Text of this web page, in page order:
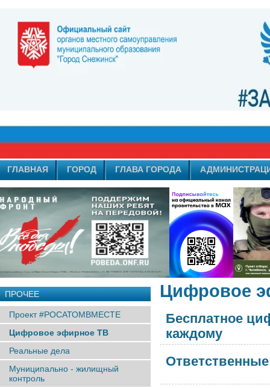
ГЛАВНАЯ ГОРОД ГЛАВА ГОРОДА
ПРОЧЕЕ
Проект #РОСАТОМВМЕСТЕ
Цифровое эфирное ТВ
Реальные дела
Муниципально - жилищный
контроль
Цифровое
Бесплатное
каждому